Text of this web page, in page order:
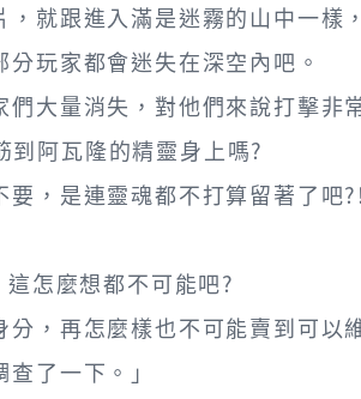
就跟進入滿是迷霧的山中一樣，
玩家都會迷失在深空內吧。
大量消失，對他們來說打擊非
阿瓦隆的精靈身上嗎?
，是連靈魂都不打算留著了吧?!
這怎麼想都不可能吧?
，再怎麼樣也不可能賣到可以
了一下。」